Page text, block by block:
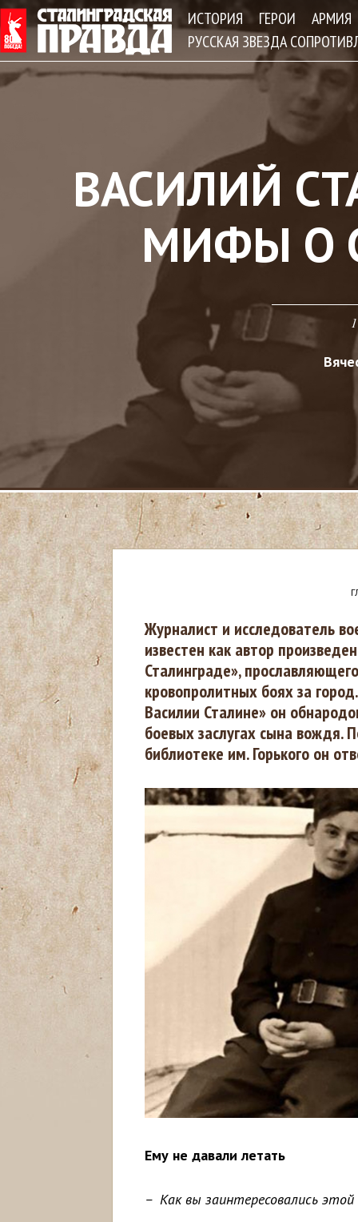
ИСТОРИЯ ГЕРОИ
АРМИЯ
РУССКАЯ ЗВЕЗДА
ВАСИЛИЙ
МИФЫ О
В
ы
з
д
с
ь
Журналист и исследователь
известен как автор
Сталинграде»,
кровопролитных боях за
Василии Сталине» он
боевых заслугах сына вождя.
библиотеке им. Горького он
Ему не давали летать
– Как вы заинтересовались